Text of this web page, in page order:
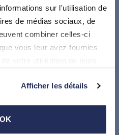
sur l'utilisation de
de médias sociaux, de
combiner celles-ci
vous leur avez fournies
votre utilisation de leurs
Afficher les détails
OK